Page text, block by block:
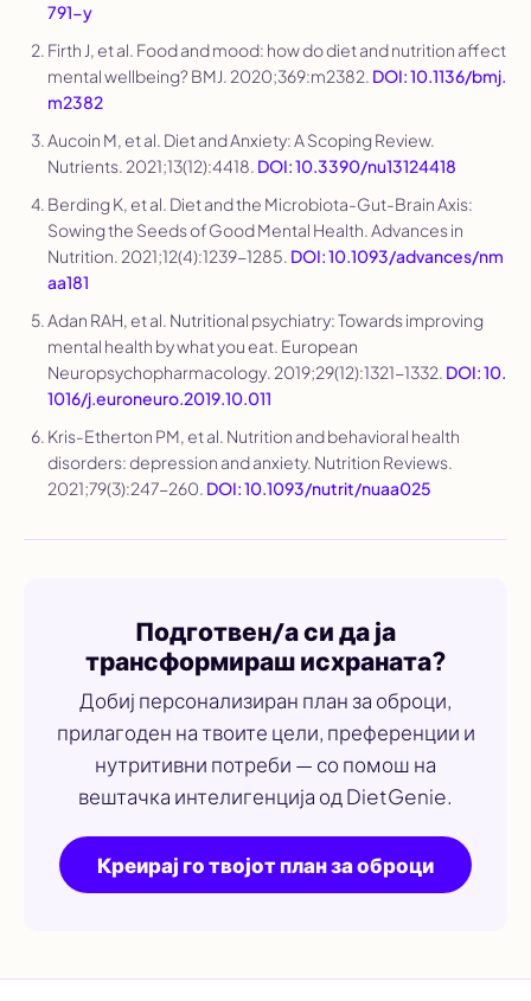
791-y
Firth J, et al. Food and mood: how do diet and nutrition affect
mental wellbeing?BMJ. 2020;369:m2382. DOI: 10.1136/bmj.
m2382
Aucoin M, et al. Diet and Anxiety: A Scoping Review.
Nutrients. 2021;13(12):4418. DOI: 10.3390/nu13124418
Berding K, et al. Diet and the Microbiota-Gut-Brain Axis:
Sowing the Seeds of Good Mental Health.Advances in
Nutrition. 2021;12(4):1239-1285. DOI: 10.1093/advances/nm
aa181
Adan RAH, et al. Nutritional psychiatry: Towards improving
mental health by what you eat. European
Neuropsychopharmacology. 2019;29(12):1321-1332. DOI: 10.
1016/j.euroneuro.2019.10.011
Kris-Etherton PM, et al. Nutrition and behavioral health
disorders: depression and anxiety. Nutrition Reviews.
2021;79(3):247-260. DOI: 10.1093/nutrit/nuaa025
Подготвен/а си да ја
трансформираш исхраната?
Добиј персонализиран план за оброци,
прилагоден на твоите цели, преференции и
нутритивни потреби — со помош на
вештачка интелигенција од DietGenie.
Креирај го твојот план за оброци